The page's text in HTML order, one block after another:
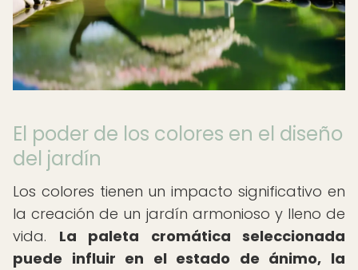
El poder de los colores en el diseño
del jardín
Los colores tienen un impacto significativo en
la creación de un jardín armonioso y lleno de
vida. La paleta cromática seleccionada
puede influir en el estado de ánimo, la